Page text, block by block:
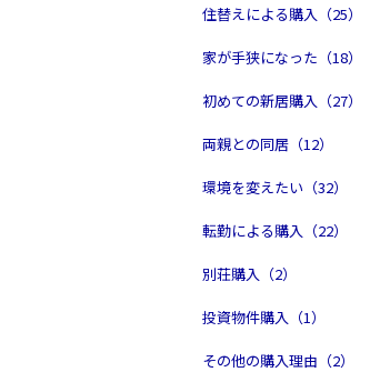
住替えによる購入（25）
家が手狭になった（18）
初めての新居購入（27）
両親との同居（12）
環境を変えたい（32）
転勤による購入（22）
別荘購入（2）
投資物件購入（1）
その他の購入理由（2）